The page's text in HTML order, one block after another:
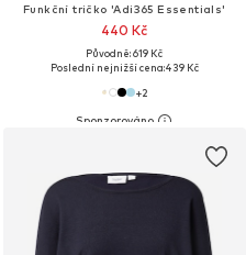
Funkční tričko 'Adi365 Essentials'
440 Kč
Původně: 619 Kč
Poslední nejnižší cena:439 Kč
+2